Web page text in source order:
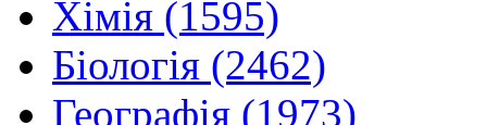
Хімія (1595)
Біологія (2462)
Географія (1973)